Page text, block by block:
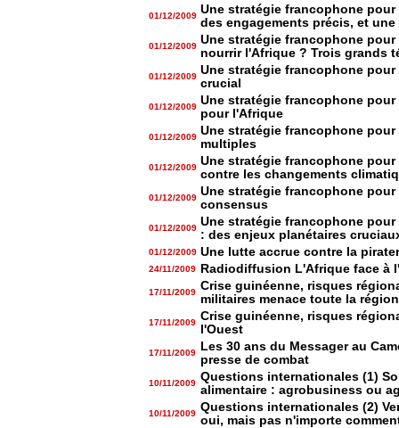
01/12/2009 Une stratégie francophone
des engagements précis, et
01/12/2009 Une stratégie francophone
nourrir l'Afrique ? Trois grands
01/12/2009 Une stratégie francophone
crucial
01/12/2009 Une stratégie francophone pour
pour l'Afrique
01/12/2009 Une stratégie francophone
multiples
01/12/2009 Une stratégie francophone pour
contre les changements
01/12/2009 Une stratégie francophone
consensus
01/12/2009 Une stratégie francophone
: des enjeux planétaires
01/12/2009 Une lutte accrue contre la
24/11/2009 Radiodiffusion L'Afrique face à
17/11/2009 Crise guinéenne, risques
militaires menace toute la région
17/11/2009 Crise guinéenne, risques
l'Ouest
17/11/2009
Les 30 ans du Messager au
presse de combat
10/11/2009 Questions internationales (1)
alimentaire : agrobusiness ou
10/11/2009 Questions internationales (2)
oui, mais pas n'importe